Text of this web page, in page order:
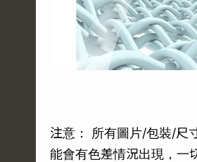
注意： 所有圖片/包裝/尺
能會有色差情況出現，一